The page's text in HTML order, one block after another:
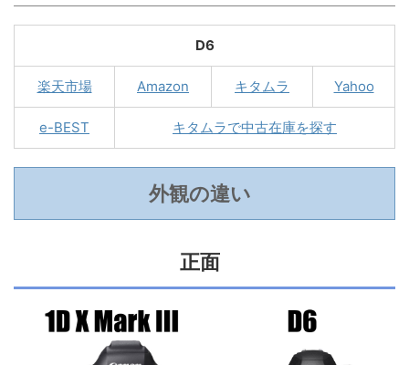
D6
楽天市場 Amazon キタムラ Yahoo
e-BEST キタムラで中古在庫を探す
外観の違い
正面